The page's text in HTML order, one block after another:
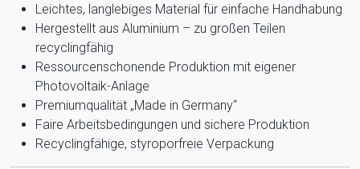
Leichtes, langlebiges Material für einfache Handhabung
Hergestellt aus Aluminium – zu großen Teilen
recyclingfähig
Ressourcenschonende Produktion mit eigener
Photovoltaik-Anlage
Premiumqualität „Made in Germany“
Faire Arbeitsbedingungen und sichere Produktion
Recyclingfähige, styroporfreie Verpackung